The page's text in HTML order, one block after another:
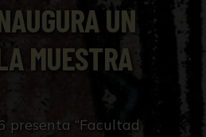
UN
MUESTRA
presenta “Facultad